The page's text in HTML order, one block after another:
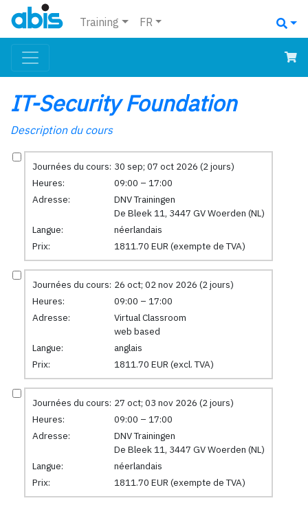
Training FR
IT-Security Foundation
Description du cours
Journées du cours: 30 sep; 07 oct 2026 (2 jours)
Heures:
09:00 – 17:00
Adresse:
DNV Trainingen
De Bleek 11, 3447 GV Woerden (NL)
Langue:
néerlandais
Prix:
1811.70 EUR (exempte de TVA)
Journées du cours: 26 oct; 02 nov 2026 (2 jours)
Heures:
09:00 – 17:00
Adresse:
Virtual Classroom
web based
Langue:
anglais
Prix:
1811.70 EUR (excl. TVA)
Journées du cours: 27 oct; 03 nov 2026 (2 jours)
Heures:
09:00 – 17:00
Adresse:
DNV Trainingen
De Bleek 11, 3447 GV Woerden (NL)
Langue:
néerlandais
Prix:
1811.70 EUR (exempte de TVA)